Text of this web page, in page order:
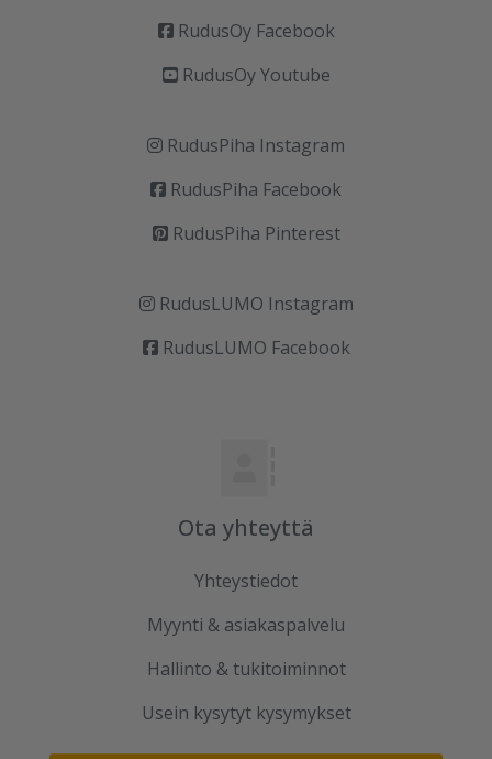
RudusOy Facebook
RudusOy Youtube
RudusPiha Instagram
RudusPiha Facebook
RudusPiha Pinterest
RudusLUMO Instagram
RudusLUMO Facebook
Ota yhteyttä
Yhteystiedot
Myynti & asiakaspalvelu
Hallinto & tukitoiminnot
Usein kysytyt kysymykset